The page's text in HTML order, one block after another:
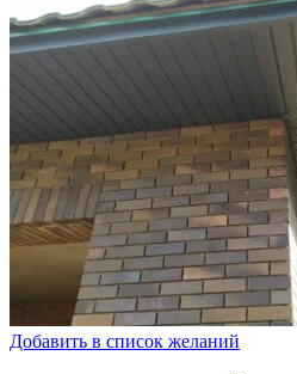
Добавить в список желаний